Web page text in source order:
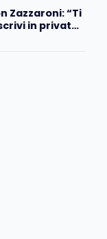
Zazzaroni: “Ti
in privato